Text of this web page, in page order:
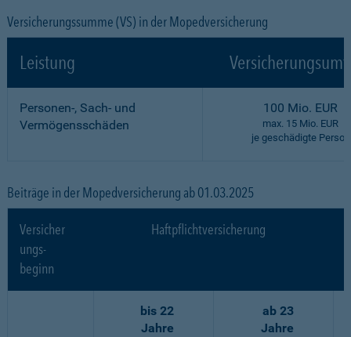
Versicherungssumme (VS) in der Mopedversicherung
Leistung
Personen-, Sach- und
Vermögensschäden
100 Mio. EUR
max. 15 Mio. EUR
je geschädigte Person
Beiträge in der Mopedversicherung ab 01.03.2025
Versicher
ungs-
beginn
Haftpflichtversicherung
bis 22
Jahre
ab 23
Jahre